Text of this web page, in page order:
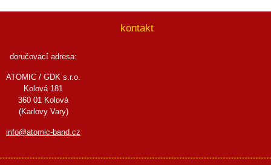
kontakt
doručovací adresa:
ATOMIC / GDK s.r.o.
Kolová 181
360 01 Kolová
(Karlovy Vary)
info@atomic-band.cz